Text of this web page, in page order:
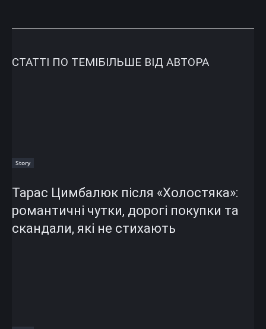
СТАТТІ ПО ТЕМІБІЛЬШЕ ВІД АВТОРА
Story
Тарас Цимбалюк після «Холостяка»:
романтичні чутки, дорогі покупки та
скандали, які не стихають